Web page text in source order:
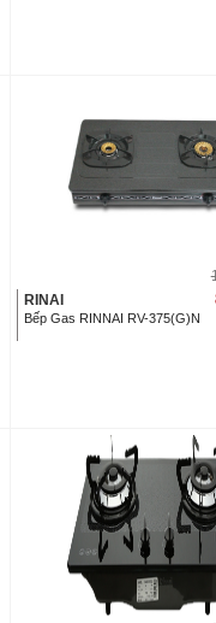
RINAI
Bếp Gas RINNAI RV-375(G)N